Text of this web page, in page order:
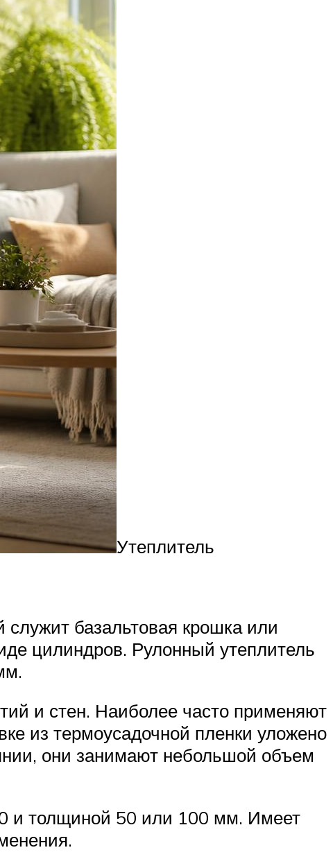
Утеплитель
базальтовая крошка или
цилиндров. Рулонный утеплитель
и стен. Наиболее часто применяют
из термоусадочной пленки уложено
они занимают небольшой объем
и толщиной 50 или 100 мм. Имеет